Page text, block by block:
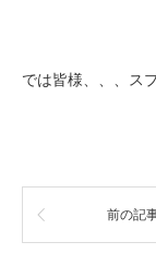
では皆様、、、ス
前の記